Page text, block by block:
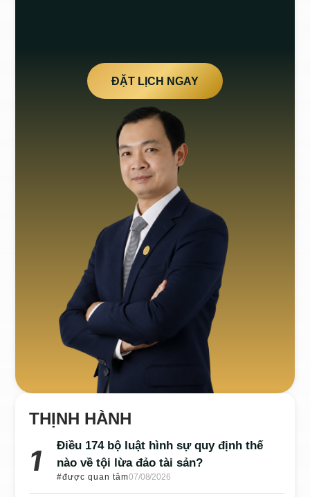
ĐẶT LỊCH NGAY
THỊNH HÀNH
Điều 174 bộ luật hình sự quy định thế
nào về tội lừa đảo tài sản?
#được quan tâm07/08/2026